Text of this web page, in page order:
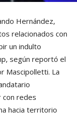
Hernández,
relacionados con
un indulto
según reportó el
Mascipolletti. La
con redes
hacia territorio